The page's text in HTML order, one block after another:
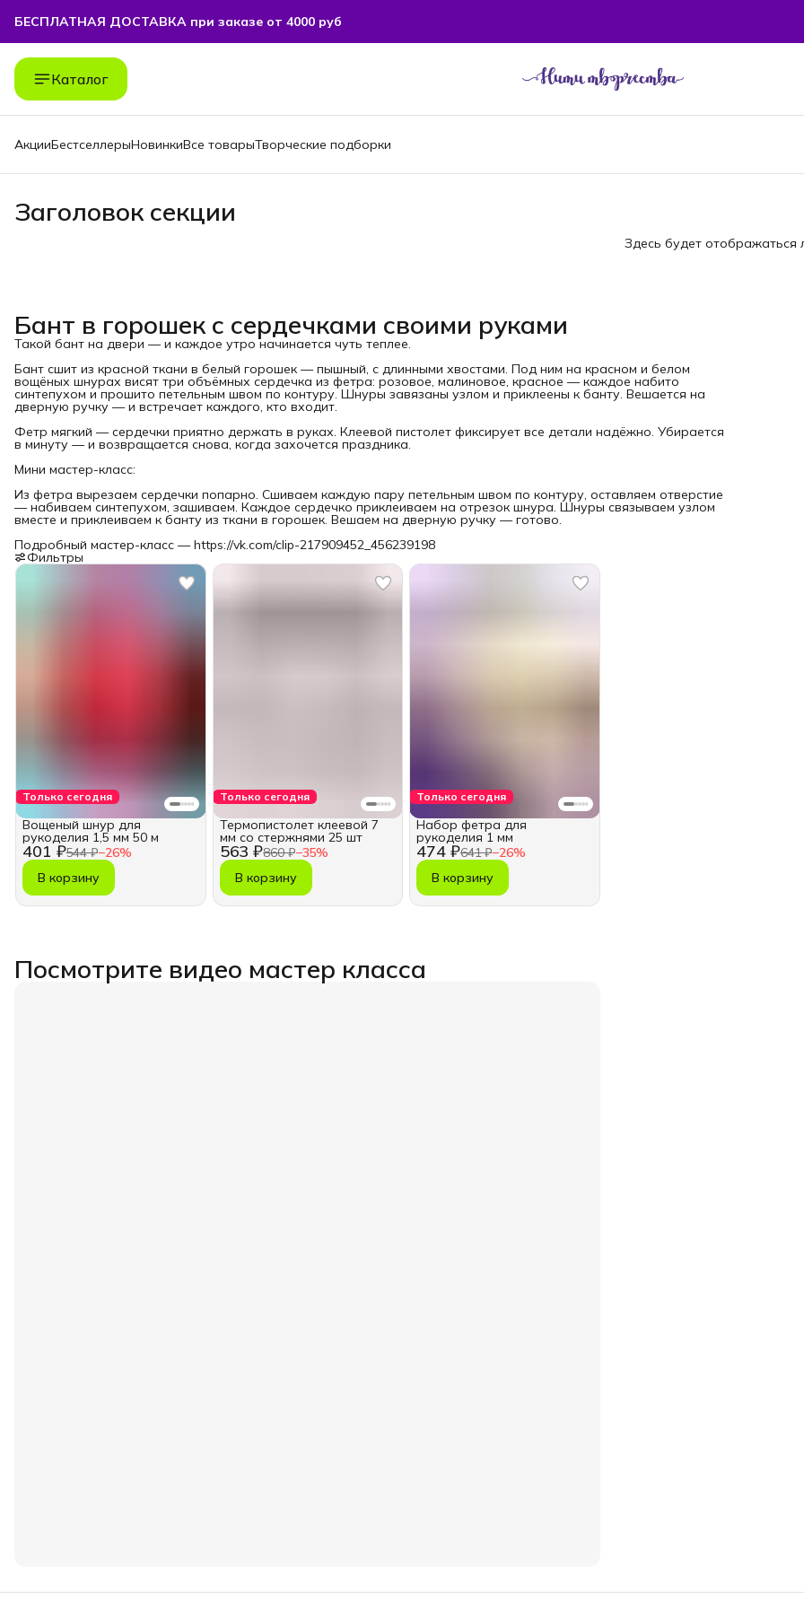
БЕСПЛАТНАЯ ДОСТАВКА при заказе от 4000 руб
Каталог
АкцииБестселлерыНовинкиВсе товарыТворческие подборки
Заголовок секции
Здесь будет отображаться
Бант в горошек с сердечками своими руками
Такой бант на двери — и каждое утро начинается чуть теплее.
Бант сшит из красной ткани в белый горошек — пышный, с длинными хвостами. Под ним на красном и белом
вощёных шнурах висят три объёмных сердечка из фетра: розовое, малиновое, красное — каждое набито
синтепухом и прошито петельным швом по контуру. Шнуры завязаны узлом и приклеены к банту. Вешается на
дверную ручку — и встречает каждого, кто входит.
Фетр мягкий — сердечки приятно держать в руках. Клеевой пистолет фиксирует все детали надёжно. Убирается
в минуту — и возвращается снова, когда захочется праздника.
Мини мастер-класс:
Из фетра вырезаем сердечки попарно. Сшиваем каждую пару петельным швом по контуру, оставляем отверстие
— набиваем синтепухом, зашиваем. Каждое сердечко приклеиваем на отрезок шнура. Шнуры связываем узлом
вместе и приклеиваем к банту из ткани в горошек. Вешаем на дверную ручку — готово.
Подробный мастер-класс — https://vk.com/clip-217909452_456239198
Фильтры
Только сегодня
401 ₽544 ₽−26%
Вощеный шнур для
рукоделия 1,5 мм 50 м
В корзину
Только сегодня
563 ₽860 ₽−35%
Термопистолет клеевой 7
мм со стержнями 25 шт
В корзину
Только сегодня
474 ₽641 ₽−26%
Набор фетра для
рукоделия 1 мм
В корзину
Посмотрите видео мастер класса